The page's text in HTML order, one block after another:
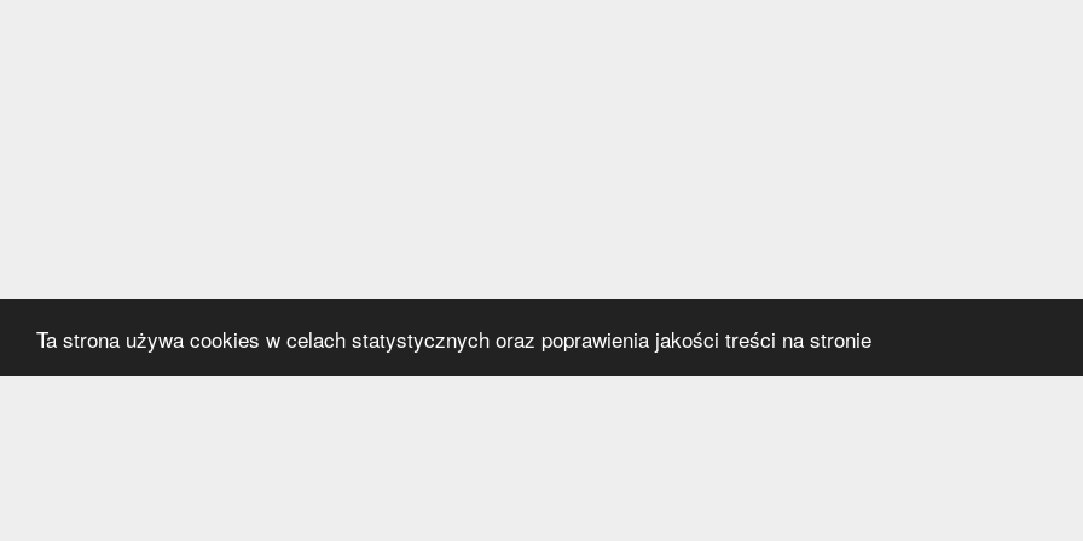
Ta strona używa cookies w celach statystycznych oraz poprawienia jakości treści na stronie